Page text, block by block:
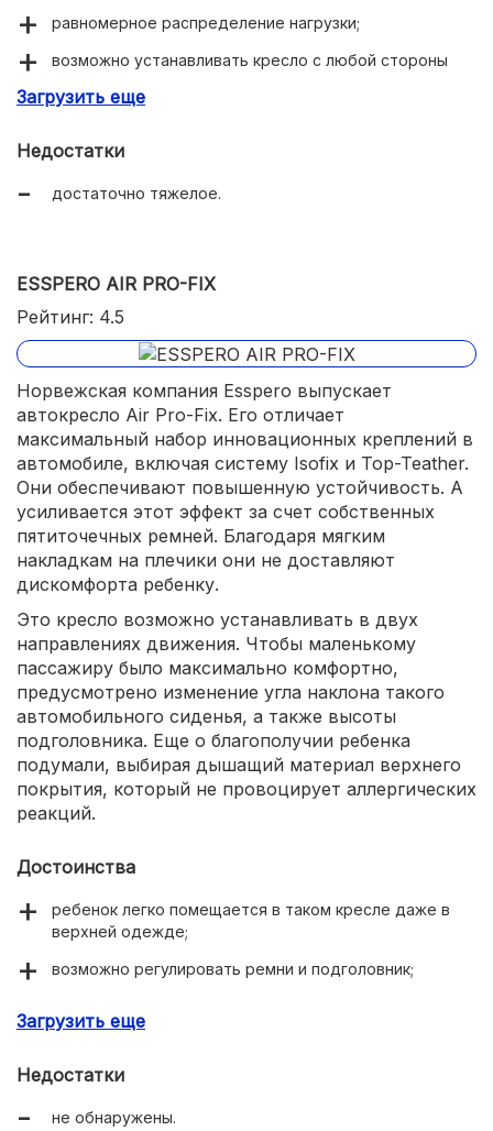
равномерное распределение нагрузки;
возможно устанавливать кресло с любой стороны
хорошо продуманная вентиляционная система.
Загрузить еще
Недостатки
достаточно тяжелое.
ESSPERO AIR PRO-FIX
Рейтинг: 4.5
Норвежская компания Esspero выпускает
автокресло Air Pro-Fix. Его отличает
максимальный набор инновационных креплений в
автомобиле, включая систему Isofix и Top-Teather.
Они обеспечивают повышенную устойчивость. А
усиливается этот эффект за счет собственных
пятиточечных ремней. Благодаря мягким
накладкам на плечики они не доставляют
дискомфорта ребенку.
Это кресло возможно устанавливать в двух
направлениях движения. Чтобы маленькому
пассажиру было максимально комфортно,
предусмотрено изменение угла наклона такого
автомобильного сиденья, а также высоты
подголовника. Еще о благополучии ребенка
подумали, выбирая дышащий материал верхнего
покрытия, который не провоцирует аллергических
реакций.
Достоинства
ребенок легко помещается в таком кресле даже в
верхней одежде;
возможно регулировать ремни и подголовник;
Загрузить еще
Недостатки
не обнаружены.